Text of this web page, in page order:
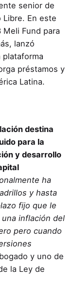
senior de
Libre. En este
Fund para
lanzó
préstamos y
Latina.
destina
para la
y desarrollo
ha
y hasta
fijo que le
inflación del
pero cuando
y uno de
la Ley de